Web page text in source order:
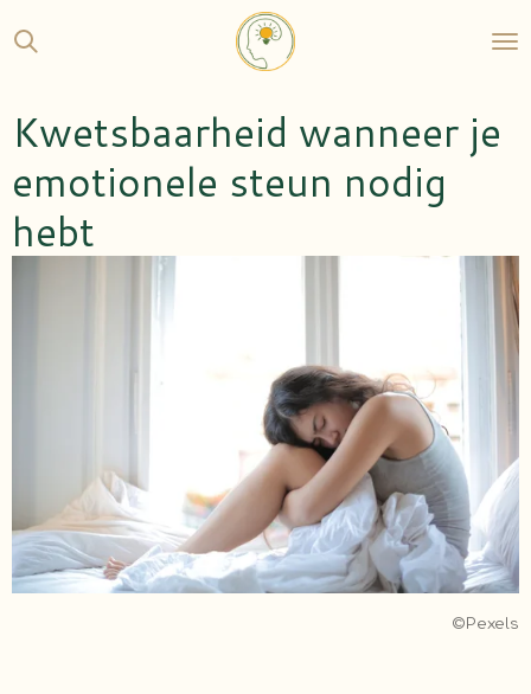
direct
hoofdinhoud
Kwetsbaarheid wanneer je
emotionele steun nodig
hebt
©Pexels